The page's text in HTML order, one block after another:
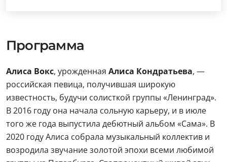
Программа
Алиса Вокс, урожденная Алиса Кондратьева, —
российская певица, получившая широкую
известность, будучи солисткой группы «Ленинград».
В 2016 году она начала сольную карьеру, и в июле
того же года выпустила дебютный альбом «Сама». В
2020 году Алиса собрала музыкальный коллектив и
возродила звучание золотой эпохи всеми любимой